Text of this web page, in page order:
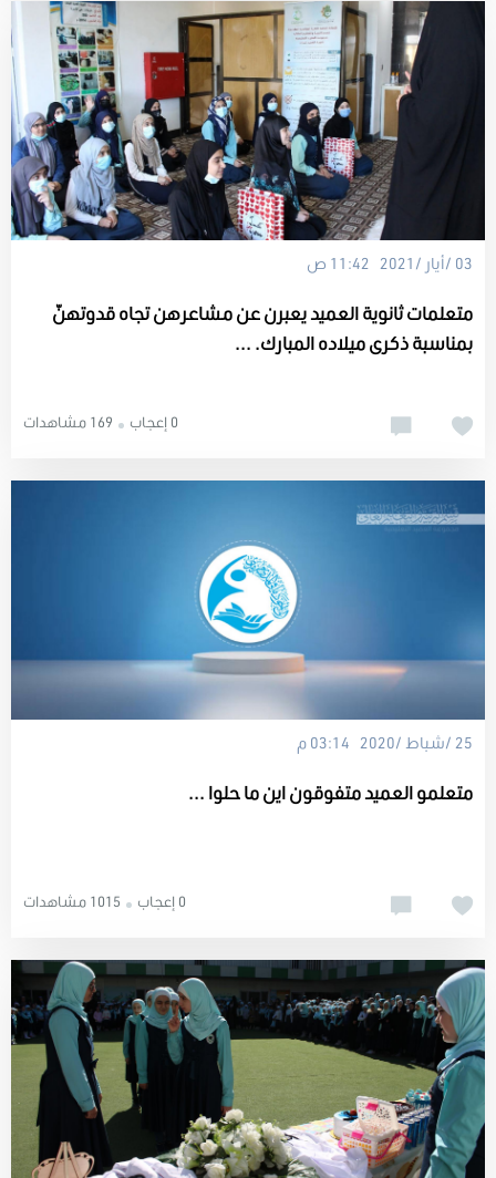
03 /أيار /2021 11:42 ص
متعلمات ثانوية العميد يعبرن عن مشاعرهن تجاه قدوتهنّ
بمناسبة ذكرى ميلاده المبارك. ...
169 مشاهدات 0 إعجاب
25 /شباط /2020 03:14 م
متعلمو العميد متفوقون اين ما حلوا ...
1015 مشاهدات 0 إعجاب